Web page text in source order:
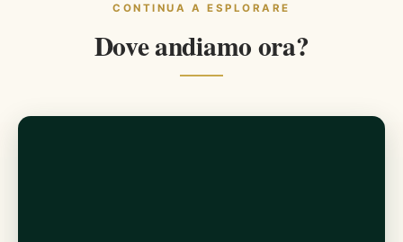
CONTINUA A ESPLORARE
Dove andiamo ora?